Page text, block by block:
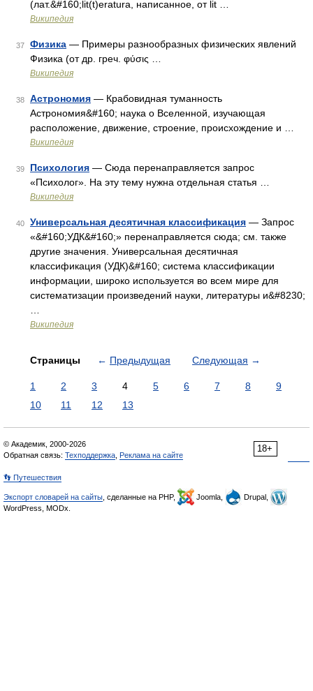
(лат.&#160;lit(t)eratura, написанное, от lit …
Википедия
37 Физика — Примеры разнообразных физических явлений
Физика (от др. греч. φύσις …
Википедия
38 Астрономия — Крабовидная туманность
Астрономия&#160; наука о Вселенной, изучающая
расположение, движение, строение, происхождение и …
Википедия
39 Психология — Сюда перенаправляется запрос
«Психолог». На эту тему нужна отдельная статья …
Википедия
40 Универсальная десятичная классификация — Запрос
«&#160;УДК&#160;» перенаправляется сюда; см. также
другие значения. Универсальная десятичная
классификация (УДК)&#160; система классификации
информации, широко используется во всем мире для
систематизации произведений науки, литературы и&#8230;
Википедия
Страницы ← Предыдущая Следующая →
1 2 3 4 5 6 7 8
9
10
11 12 13
18+
© Академик, 2000-2026
Обратная связь: Техподдержка Реклама на сайте
👣 Путешествия
Экспорт словарей на сайты , сделанные на PHP, Joomla,
Drupal,
WordPress, MODx.